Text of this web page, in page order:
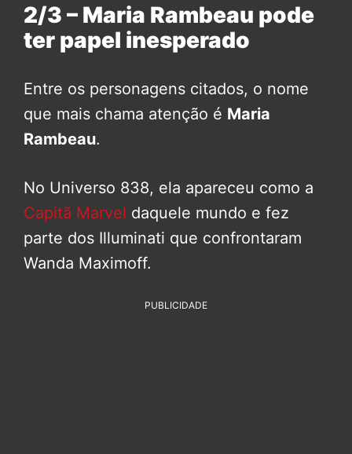
2/3 – Maria Rambeau pode
ter papel inesperado
Entre os personagens citados, o nome
que mais chama atenção é Maria
Rambeau.
No Universo 838, ela apareceu como a
Capitã Marvel daquele mundo e fez
parte dos Illuminati que confrontaram
Wanda Maximoff.
PUBLICIDADE